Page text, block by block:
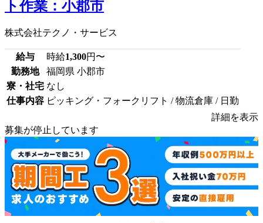
ト作業：小郡市
株式会社テクノ・サービス
給与 時給1,300円〜
勤務地
福岡県 小郡市
寮・社宅 なし
仕事内容 ピッキング・フォークリフト / 物流倉庫 / 日勤
詳細を表示
募集が停止しています